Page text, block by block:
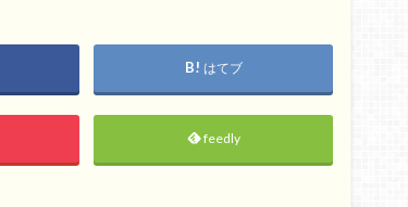
はてブ
feedly